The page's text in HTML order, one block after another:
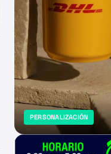
PERSONALIZACIÓN